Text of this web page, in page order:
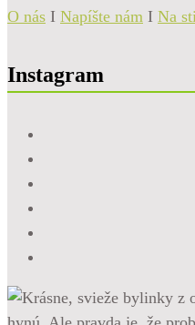
O nás I Napíšte nám I Na
Instagram